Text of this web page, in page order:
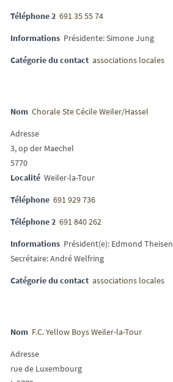
Téléphone 2 691 35 55 74
Informations Présidente: Simone Jung
Catégorie du contact associations locales
Nom Chorale Ste Cécile Weiler/Hassel
Adresse
3, op der Maechel
5770
Localité Weiler-la-Tour
Téléphone 691 929 736
Téléphone 2 691 840 262
Informations Président(e): Edmond Theisen
Secrétaire: André Welfring
Catégorie du contact associations locales
Nom F.C. Yellow Boys Weiler-la-Tour
Adresse
rue de Luxembourg